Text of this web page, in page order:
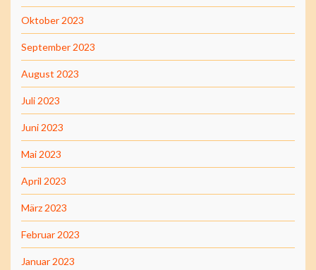
Oktober 2023
September 2023
August 2023
Juli 2023
Juni 2023
Mai 2023
April 2023
März 2023
Februar 2023
Januar 2023